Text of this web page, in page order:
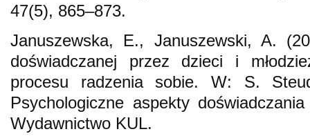
47(5), 865–873.
Januszewska, E., Januszewski, A.
doświadczanej przez dzieci i
procesu radzenia sobie. W: S.
Psychologiczne aspekty
Wydawnictwo KUL.